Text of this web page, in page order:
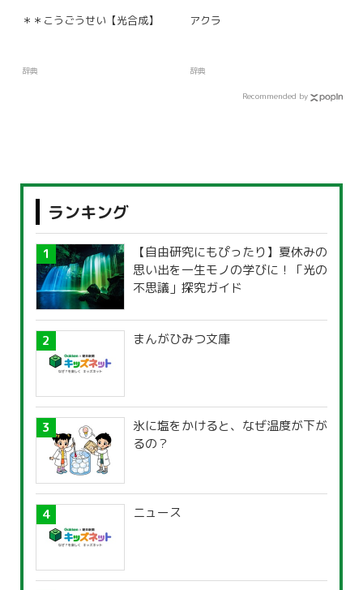
＊＊こうごうせい【光合成】
辞典
アクラ
辞典
Recommended by
ランキング
【自由研究にもぴったり】夏休みの
思い出を一生モノの学びに！「光の
不思議」探究ガイド
まんがひみつ文庫
氷に塩をかけると、なぜ温度が下が
るの？
ニュース